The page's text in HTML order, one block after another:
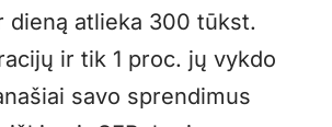
dieną atlieka 300 tūkst.
ir tik 1 proc. jų vykdo
savo sprendimus